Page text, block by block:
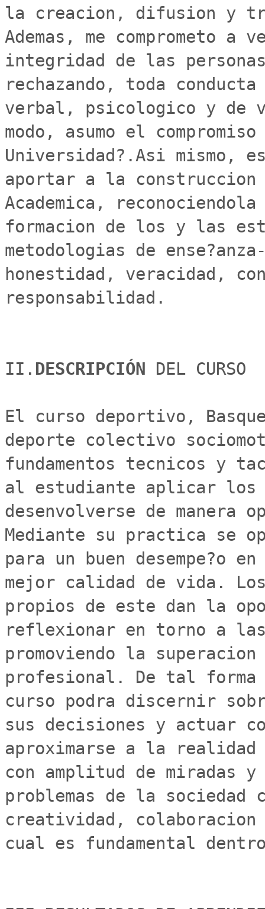
la creacion, difusion y
Ademas, me comprometo
integridad de las
rechazando, toda
verbal, psicologico y de
modo, asumo el
Universidad?.Asi mismo,
aportar a la
Academica,
formacion de los y las
metodologias de
honestidad, veracidad,
responsabilidad.
II. DESCRIPCIÓN DEL CURSO
El curso deportivo,
deporte colectivo
fundamentos tecnicos y
al estudiante aplicar los
desenvolverse de manera
Mediante su practica se
para un buen desempe?o
mejor calidad de vida.
propios de este dan la
reflexionar en torno a
promoviendo la
profesional. De tal
curso podra discernir
sus decisiones y actuar
aproximarse a la
con amplitud de miradas
problemas de la sociedad
creatividad, colaboracion
cual es fundamental